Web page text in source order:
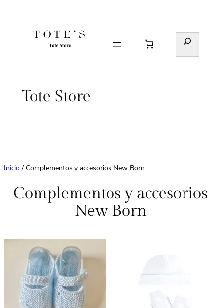
contenido
Buscar
Tote Store
Inicio/ Complementos y accesorios New Born
Complementos y accesorios
New Born